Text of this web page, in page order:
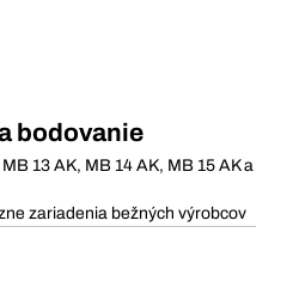
bodovanie
13 AK, MB 14 AK, MB 15 AK a
zariadenia bežných výrobcov